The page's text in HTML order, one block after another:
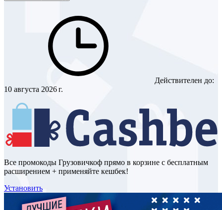
Действителен до:
10 августа 2026 г.
Все промокоды Грузовичкоф прямо в корзине с бесплатным
расширением + применяйте кешбек!
Установить